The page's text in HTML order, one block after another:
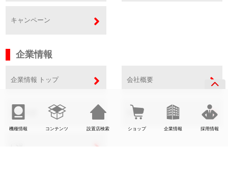
機種情報 コンテンツ 設置店検索 ショップ 企業情報 採用情報
キャンペーン
企業情報
企業情報 トップ 会社概要
事業内容 SDGs